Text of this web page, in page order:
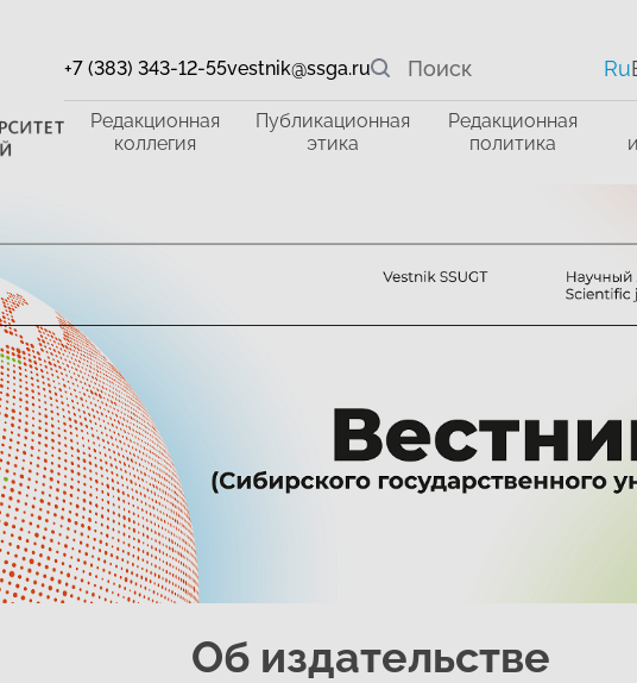
+7 (383) 343-12-55vestnik@ssga.ru Ru
Редакционная
коллегия
Публикационная
этика
Редакционная
политика
Об издательстве